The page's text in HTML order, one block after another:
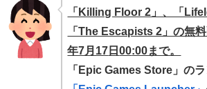
「Killing Floor 2」、「
「The Escapists 2」の無
年7月17 日00:00まで。
「Epic Games Store」の